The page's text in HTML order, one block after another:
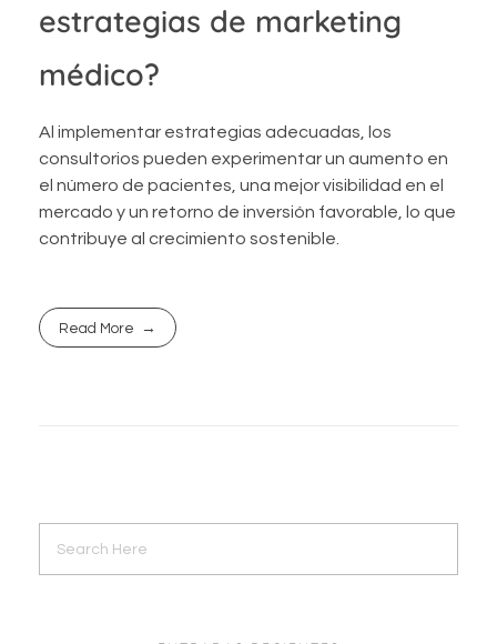
estrategias de marketing
médico?
Al implementar estrategias adecuadas, los
consultorios pueden experimentar un aumento en
el número de pacientes, una mejor visibilidad en el
mercado y un retorno de inversión favorable, lo que
contribuye al crecimiento sostenible.
Read More